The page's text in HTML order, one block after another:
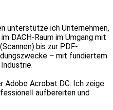
unterstütze ich Unternehmen,
DACH-Raum im Umgang mit
bis zur PDF-
– mit fundiertem
Adobe Acrobat DC: Ich zeige
aufbereiten und